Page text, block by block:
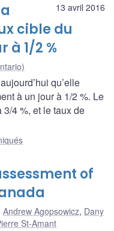
13 avril 2016
cible du
à 1/2 %
qu’elle
à un jour à 1/2 %. Le
3/4 %, et le taux de
of
Andrew Agopsowicz, Dany
St-Amant